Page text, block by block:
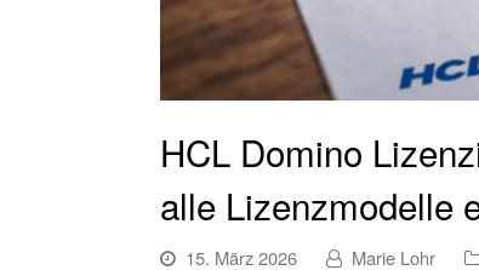
HCL Domino
alle Lizenzmodelle
15. März 2026 Marie Lohr